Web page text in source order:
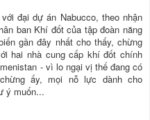
đại dự án Nabucco, theo nhận
ban Khí đốt của tập đoàn năng
gần đây nhất cho thấy, chừng
hai nhà cung cấp khí đốt chính
- vì lo ngại vị thế đang có
ấy, mọi nỗ lực dành cho
ý muốn...